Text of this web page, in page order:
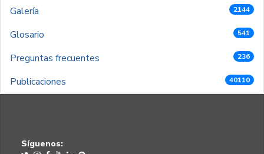
Galería 2144
Glosario 541
Preguntas frecuentes 236
Publicaciones 40110
Síguenos: